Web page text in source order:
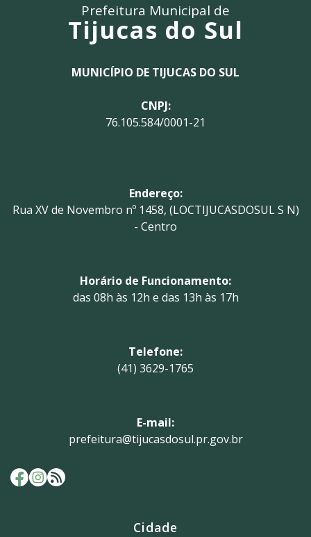
Prefeitura Municipal de
Tijucas do Sul
MUNICÍPIO DE TIJUCAS DO SUL
CNPJ:
76.105.584/0001-21
Endereço:
Rua XV de Novembro nº 1458, (LOCTIJUCASDOSUL S N)
- Centro
Horário de Funcionamento:
das 08h às 12h e das 13h às 17h
Telefone:
(41) 3629-1765
E-mail:
prefeitura@tijucasdosul.pr.gov.br
Cidade